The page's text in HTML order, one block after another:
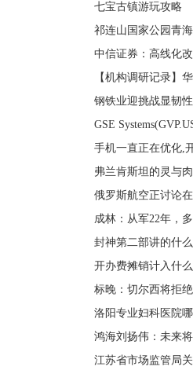
七宝古镇游玩攻略
祁连山国家公园青
中信证券：高线化
【机构调研记录】
钢铁业迎挑战显韧性
GSE
手机一直正在优化,
弗兰肯斯坦的灵与
俄罗斯航空正讨论
成林：从军22年，
封神第二部讲的什
开办费摊销计入什
标晚：切尔西将拒
洛阳专业妇科医院
鸿海刘扬伟：未来
江苏省市场监管局